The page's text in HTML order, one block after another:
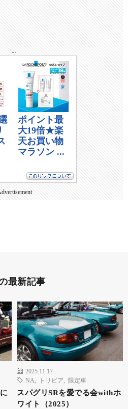
--
最新記事
2025.11.17
NA
トリビア 限定車
スパグリSRを愛でる会withホ
ワイト（2025）